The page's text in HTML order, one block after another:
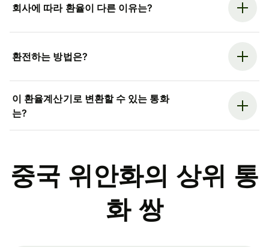
회사에 따라 환율이 다른 이유는?
환전하는 방법은?
이 환율계산기로 변환할 수 있는 통화
는?
중국 위안화의 상위 통
화 쌍